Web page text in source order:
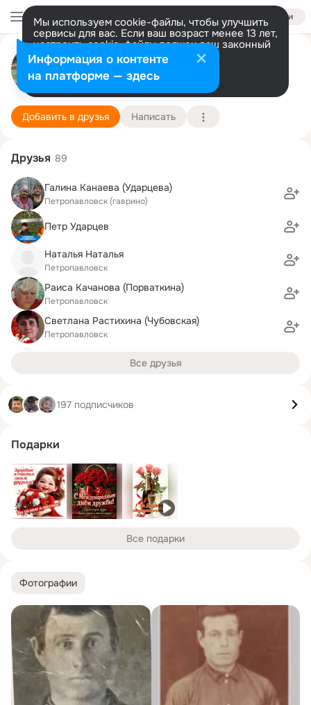
Войти
Мы используем cookie-файлы, чтобы улучшить
сервисы для вас. Если ваш возраст менее 13 лет,
настроить cookie-файлы должен ваш законный
представитель. Больше информации
Разрешить все Настроить
Татьяна Куликова
Петропавловск
Добавить в друзья Написать
Фотографии
Друзья 89
Галина Канаева (Ударцева)
Петропавловск (гаврино)
Петр Ударцев
Наталья Наталья
Петропавловск
Раиса Качанова (Порваткина)
Петропавловск
Светлана Растихина (Чубовская)
Петропавловск
Все друзья
197 подписчиков
Подарки
Все подарки
Информация о контенте
на платформе — здесь